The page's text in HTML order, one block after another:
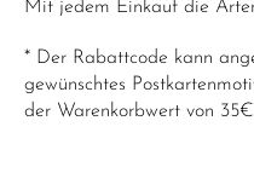
Mit jedem Einkauf die
* Der Rabattcode kann
gewünschtes
der Warenkorbwert von